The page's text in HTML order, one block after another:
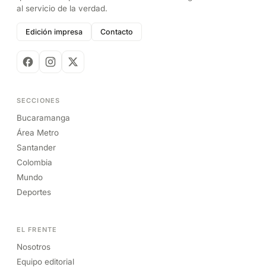
al servicio de la verdad.
Edición impresa Contacto
SECCIONES
Bucaramanga
Área Metro
Santander
Colombia
Mundo
Deportes
EL FRENTE
Nosotros
Equipo editorial